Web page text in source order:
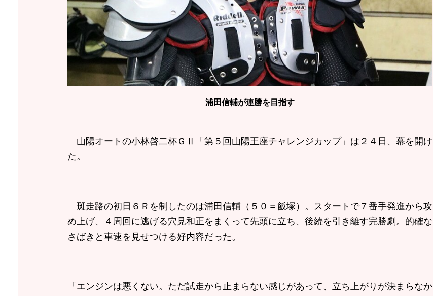
浦田信輔が連勝を目指す
山陽オートの小林啓二杯ＧⅡ「第５回山陽王座チャレンジカップ」は２４日、幕を開け
た。
斑走路の初日６Ｒを制したのは浦田信輔（５０＝飯塚）。スタートで７番手発進から攻
め上げ、４周回に逃げる穴見和正をまくって先頭に立ち、後続を引き離す完勝劇。的確な
さばきと車速を見せつける好内容だった。
「エンジンは悪くない。ただ試走から止まらない感じがあって、立ち上がりが決まらなか